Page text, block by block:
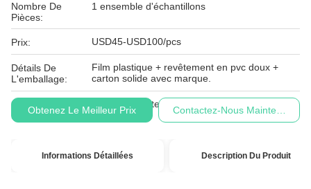
Nombre De
Pièces:
1 ensemble d'échantillons
Prix: USD45-USD100/pcs
Détails De
L'emballage:
Film plastique + revêtement en pvc doux +
carton solide avec marque.
Conditions De
Paiement:
L/C, T/T, Western Union
Obtenez Le Meilleur Prix Contactez-Nous Maintenant
Informations Détaillées Description Du Produit